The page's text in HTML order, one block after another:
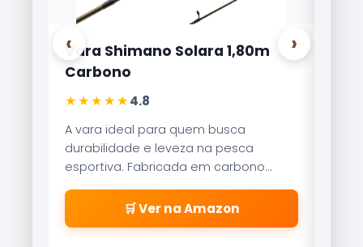
‹
Vara Shimano Solara 1,80m
Carbono
★★★★★4.8
A vara ideal para quem busca
durabilidade e leveza na pesca
esportiva. Fabricada em carbono
aeroglass, oferece sensibilidade
incrível para fisgadas precisas.
🛒 Ver na Amazon
freio
›